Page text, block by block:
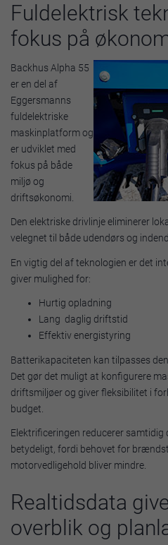
Fuldelektrisk
fokus på
Backhus Alpha 55
er en del af
Eggersmanns
fuldelektriske
maskinplatform og
er udviklet med
fokus på både
miljø og
driftsøkonomi.
Den elektriske drivlinje eliminerer
velegnet til både udendørs og
En vigtig del af teknologien er det
giver mulighed for:
Hurtig opladning
Lang daglig driftstid
Effektiv energistyring
Batterikapaciteten kan tilpasses
Det gør det muligt at konfigurere
driftsmiljøer og giver fleksibilitet i
budget.
Elektrificeringen reducerer
betydeligt, fordi behovet for
motorvedligehold bliver mindre.
Realtidsdata
overblik og